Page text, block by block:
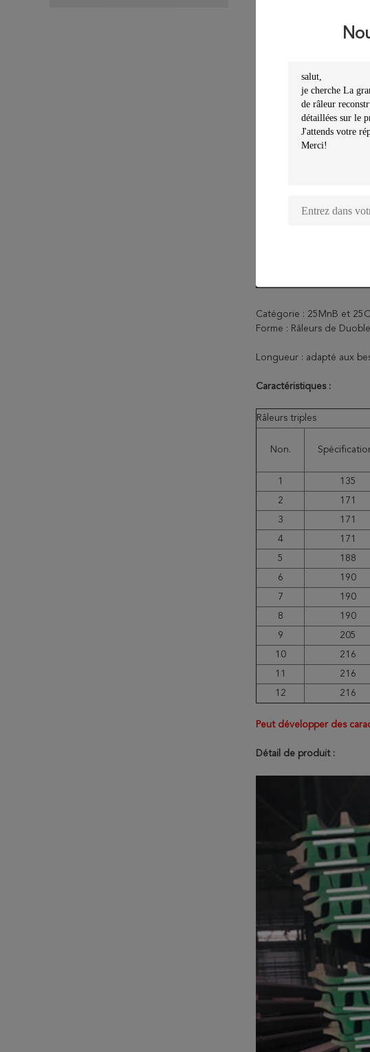
Catégorie : 25MnB et
Forme : Râleurs de
Longueur : adapté aux
Caractéristiques :
Râleurs triples
Non.
1 135
2
171
3
171
4
171
5
188
6
190
7
190
8
190
9
205
10
216
11
216
12
216
Peut développer des
Détail de produit :